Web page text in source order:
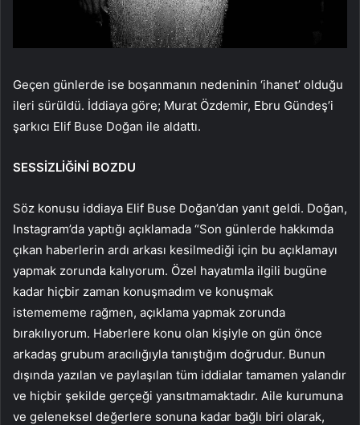
Geçen günlerde ise boşanmanın nedeninin ‘ihanet’ olduğu
ileri sürüldü. İddiaya göre; Murat Özdemir, Ebru Gündeş’i
şarkıcı Elif Buse Doğan ile aldattı.
SESSİZLİĞİNİ BOZDU
Söz konusu iddiaya Elif Buse Doğan’dan yanıt geldi. Doğan,
Instagram’da yaptığı açıklamada “Son günlerde hakkımda
çıkan haberlerin ardı arkası kesilmediği için bu açıklamayı
yapmak zorunda kalıyorum. Özel hayatımla ilgili bugüne
kadar hiçbir zaman konuşmadım ve konuşmak
istemememe rağmen, açıklama yapmak zorunda
bırakılıyorum. Haberlere konu olan kişiyle on gün önce
arkadaş grubum aracılığıyla tanıştığım doğrudur. Bunun
dışında yazılan ve paylaşılan tüm iddialar tamamen yalandır
ve hiçbir şekilde gerçeği yansıtmamaktadır. Aile kurumuna
ve geleneksel değerlere sonuna kadar bağlı biri olarak,